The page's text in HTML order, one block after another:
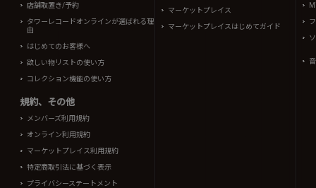
店舗取置き/予約
タワーレコードオンラインが選ばれる理
由
はじめてのお客様へ
欲しい物リストの使い方
コレクション機能の使い方
規約、その他
メンバーズ利用規約
オンライン利用規約
マーケットプレイス利用規約
特定商取引法に基づく表示
プライバシーステートメント
マーケットプレイス
マーケットプレイスはじめてガイド